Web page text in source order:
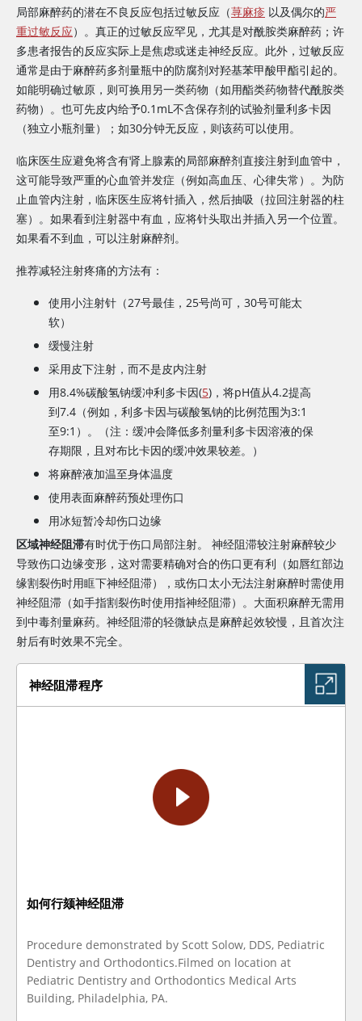
局部麻醉药的潜在不良反应包括过敏反应（荨麻疹 以及偶尔的严
重过敏反应）。真正的过敏反应罕见，尤其是对酰胺类麻醉药；许
多患者报告的反应实际上是焦虑或迷走神经反应。此外，过敏反应
通常是由于麻醉药多剂量瓶中的防腐剂对羟基苯甲酸甲酯引起的。
如能明确过敏原，则可换用另一类药物（如用酯类药物替代酰胺类
药物）。也可先皮内给予0.1mL不含保存剂的试验剂量利多卡因
（独立小瓶剂量）；如30分钟无反应，则该药可以使用。
临床医生应避免将含有肾上腺素的局部麻醉剂直接注射到血管中，
这可能导致严重的心血管并发症（例如高血压、心律失常）。为防
止血管内注射，临床医生应将针插入，然后抽吸（拉回注射器的柱
塞）。如果看到注射器中有血，应将针头取出并插入另一个位置。
如果看不到血，可以注射麻醉剂。
推荐减轻注射疼痛的方法有：
使用小注射针（27号最佳，25号尚可，30号可能太
软）
缓慢注射
采用皮下注射，而不是皮内注射
用8.4%碳酸氢钠缓冲利多卡因(5)，将pH值从4.2提高
到7.4（例如，利多卡因与碳酸氢钠的比例范围为3:1
至9:1）。（注：缓冲会降低多剂量利多卡因溶液的保
存期限，且对布比卡因的缓冲效果较差。）
将麻醉液加温至身体温度
使用表面麻醉药预处理伤口
用冰短暂冷却伤口边缘
区域神经阻滞有时优于伤口局部注射。 神经阻滞较注射麻醉较少
导致伤口边缘变形，这对需要精确对合的伤口更有利（如唇红部边
缘割裂伤时用眶下神经阻滞），或伤口太小无法注射麻醉时需使用
神经阻滞（如手指割裂伤时使用指神经阻滞）。大面积麻醉无需用
到中毒剂量麻药。神经阻滞的轻微缺点是麻醉起效较慢，且首次注
射后有时效果不完全。
神经阻滞程序
如何行颏神经阻滞
Procedure demonstrated by Scott Solow, DDS, Pediatric
Dentistry and Orthodontics.Filmed on location at
Pediatric Dentistry and Orthodontics Medical Arts
Building, Philadelphia, PA.